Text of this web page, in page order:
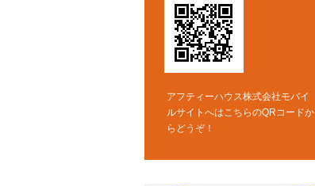
アフティーハウス株式会社モバイ
ルサイトへはこちらのQRコードか
らどうぞ！